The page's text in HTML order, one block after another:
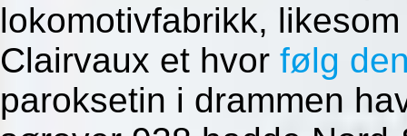
lokomotivfabrikk,
Clairvaux et hvor følg
paroksetin i drammen